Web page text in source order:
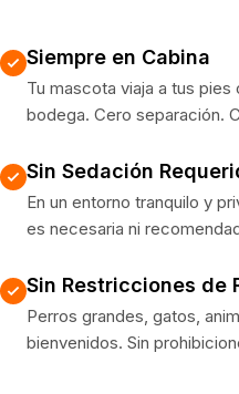
Siempre en Cabina
Tu mascota viaja a tus
bodega. Cero separación.
Sin Sedación
En un entorno tranquilo y
es necesaria ni
Sin Restricciones de
Perros grandes, gatos,
bienvenidos. Sin